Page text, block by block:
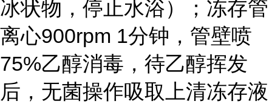
冰状物，停止水浴）；冻存管
离心900rpm 1分钟，管壁喷
75%乙醇消毒，待乙醇挥发
后，无菌操作吸取上清冻存液